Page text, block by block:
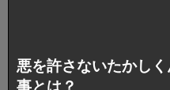
悪を許さないたかし
事とは？